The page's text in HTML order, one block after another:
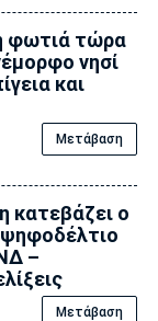
φωτιά τώρα
νησί
και
Μετάβαση
κατεβάζει ο
–
Μετάβαση